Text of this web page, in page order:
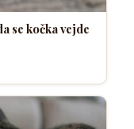
se kočka vejde